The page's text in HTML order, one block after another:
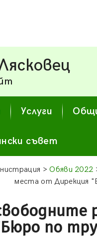
Услуги
съвет
>Обяви 2022
места от Дирекция
по